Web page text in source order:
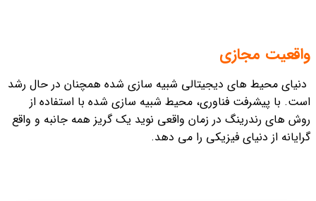
واقعیت مجازی
دنیای محیط های دیجیتالی شبیه سازی شده همچنان در حال رشد
است. با پیشرفت فناوری، محیط شبیه سازی شده با استفاده از
روش های رندرینگ در زمان واقعی نوید یک گریز همه جانبه و واقع
گرایانه از دنیای فیزیکی را می دهد.